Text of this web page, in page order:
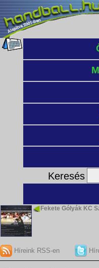
Keresés
Fekete Gólyák KC
Híreink RSS-en